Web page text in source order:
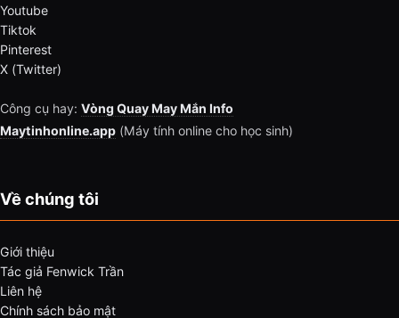
Youtube
Tiktok
Pinterest
X (Twitter)
Công cụ hay: Vòng Quay May Mắn Info
Maytinhonline.app (Máy tính online cho học sinh)
Về chúng tôi
Giới thiệu
Tác giả Fenwick Trần
Liên hệ
Chính sách bảo mật